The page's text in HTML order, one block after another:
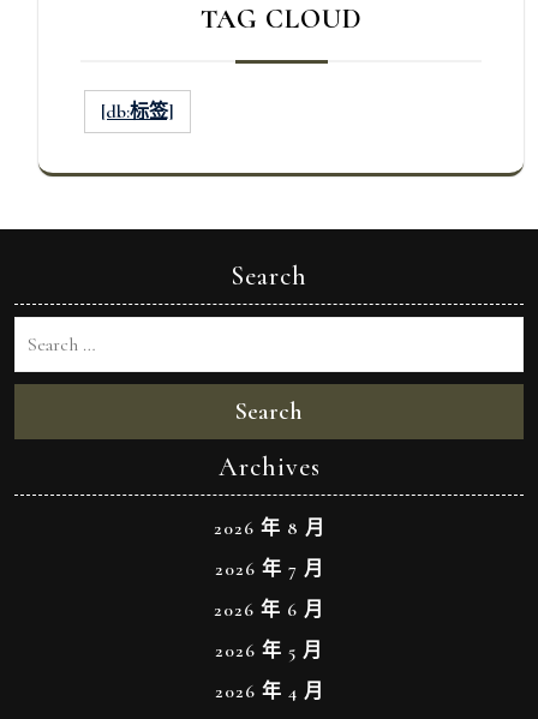
TAG CLOUD
[db:标签]
Search
Search
Archives
2026 年 8 月
2026 年 7 月
2026 年 6 月
2026 年 5 月
2026 年 4 月